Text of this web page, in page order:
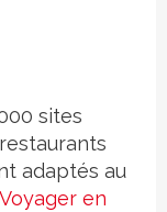
sites
adaptés au
Voyager en